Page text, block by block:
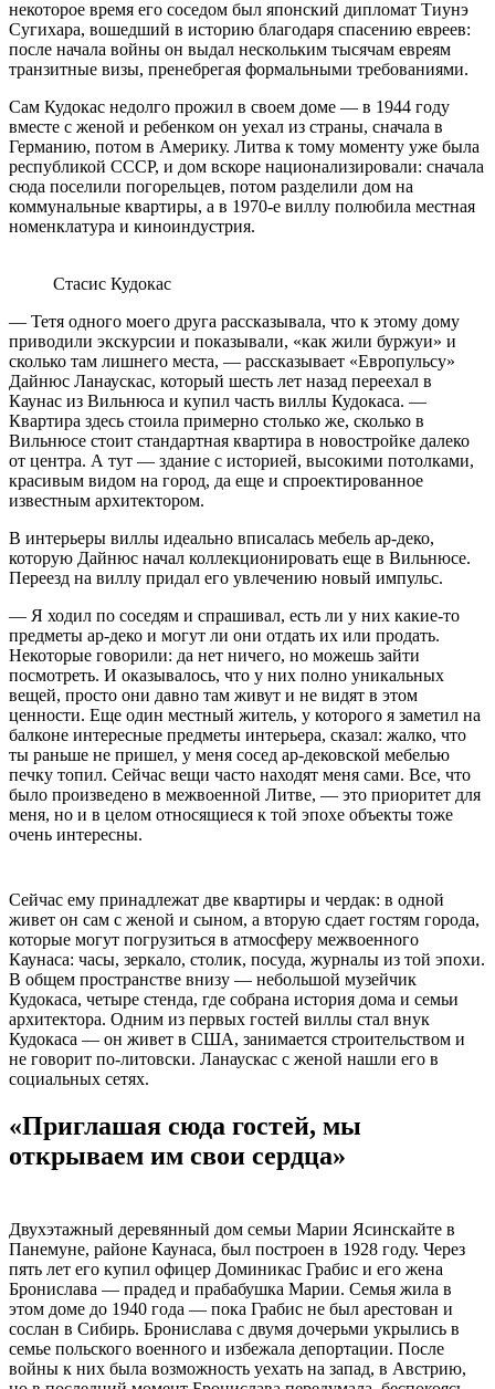
некоторое время его соседом был японский дипломат Тиунэ
Сугихара, вошедший в историю благодаря спасению евреев:
после начала войны он выдал нескольким тысячам евреям
транзитные визы, пренебрегая формальными требованиями.
Сам Кудокас недолго прожил в своем доме — в 1944 году
вместе с женой и ребенком он уехал из страны, сначала в
Германию, потом в Америку. Литва к тому моменту уже была
республикой СССР, и дом вскоре национализировали: сначала
сюда поселили погорельцев, потом разделили дом на
коммунальные квартиры, а в 1970-е виллу полюбила местная
номенклатура и киноиндустрия.
Стасис Кудокас
— Тетя одного моего друга рассказывала, что к этому дому
приводили экскурсии и показывали, «как жили буржуи» и
сколько там лишнего места, — рассказывает «Европульсу»
Дайнюс Ланаускас, который шесть лет назад переехал в
Каунас из Вильнюса и купил часть виллы Кудокаса. —
Квартира здесь стоила примерно столько же, сколько в
Вильнюсе стоит стандартная квартира в новостройке далеко
от центра. А тут — здание с историей, высокими потолками,
красивым видом на город, да еще и спроектированное
известным архитектором.
В интерьеры виллы идеально вписалась мебель ар-деко,
которую Дайнюс начал коллекционировать еще в Вильнюсе.
Переезд на виллу придал его увлечению новый импульс.
— Я ходил по соседям и спрашивал, есть ли у них какие-то
предметы ар-деко и могут ли они отдать их или продать.
Некоторые говорили: да нет ничего, но можешь зайти
посмотреть. И оказывалось, что у них полно уникальных
вещей, просто они давно там живут и не видят в этом
ценности. Еще один местный житель, у которого я заметил на
балконе интересные предметы интерьера, сказал: жалко, что
ты раньше не пришел, у меня сосед ар-дековской мебелью
печку топил. Сейчас вещи часто находят меня сами. Все, что
было произведено в межвоенной Литве, — это приоритет для
меня, но и в целом относящиеся к той эпохе объекты тоже
очень интересны.
Сейчас ему принадлежат две квартиры и чердак: в одной
живет он сам с женой и сыном, а вторую сдает гостям города,
которые могут погрузиться в атмосферу межвоенного
Каунаса: часы, зеркало, столик, посуда, журналы из той эпохи.
В общем пространстве внизу — небольшой музейчик
Кудокаса, четыре стенда, где собрана история дома и семьи
архитектора. Одним из первых гостей виллы стал внук
Кудокаса — он живет в США, занимается строительством и
не говорит по-литовски. Ланаускас с женой нашли его в
социальных сетях.
«Приглашая сюда гостей, мы
открываем им свои сердца»
Двухэтажный деревянный дом семьи Марии Ясинскайте в
Панемуне, районе Каунаса, был построен в 1928 году. Через
пять лет его купил офицер Доминикас Грабис и его жена
Бронислава — прадед и прабабушка Марии. Семья жила в
этом доме до 1940 года — пока Грабис не был арестован и
сослан в Сибирь. Бронислава с двумя дочерьми укрылись в
семье польского военного и избежала депортации. После
войны к них была возможность уехать на запад, в Австрию,